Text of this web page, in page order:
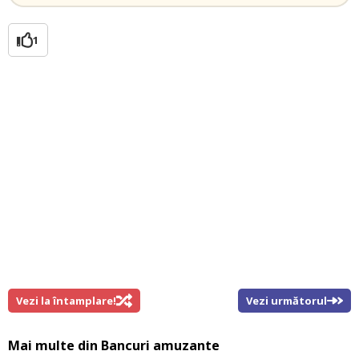
1
Vezi la întamplare! Vezi următorul
Mai multe din Bancuri amuzante